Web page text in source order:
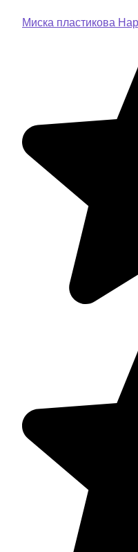
Миска пластикова